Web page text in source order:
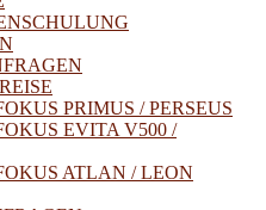
PRIMUS / PERSEUS
EVITA V500 /
ATLAN / LEON